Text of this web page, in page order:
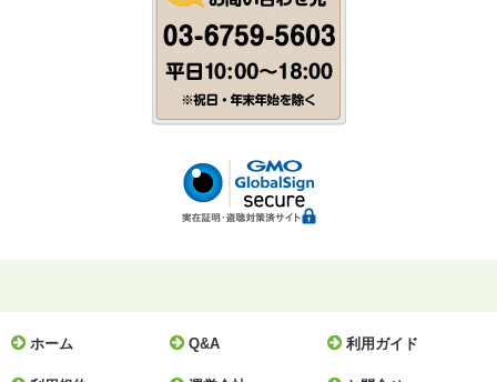
ホーム Q&A 利用ガイド